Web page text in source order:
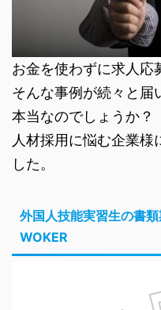
お金を使わずに求人応
そんな事例が続々と届
本当なのでしょうか？
人材採用に悩む企業様
した。
外国人技能実習生の書
WOKER